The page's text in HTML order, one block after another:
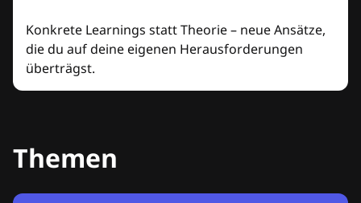
Konkrete Learnings statt Theorie – neue Ansätze,
die du auf deine eigenen Herausforderungen
überträgst.
Themen